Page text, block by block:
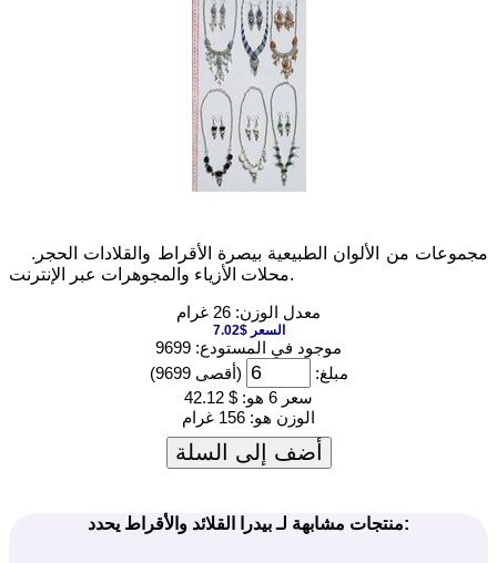
مجموعات من الألوان الطبيعية بيصرة الأقراط والقلادات الحجر.
محلات الأزياء والمجوهرات عبر الإنترنت.
معدل الوزن: 26 غرام
السعر $7.02
موجود في المستودع: 9699
مبلغ:
(أقصى 9699)
سعر 6 هو:
$ 42.12
الوزن هو: 156 غرام
أضف إلى السلة
منتجات مشابهة لـ بيدرا القلائد والأقراط يحدد: